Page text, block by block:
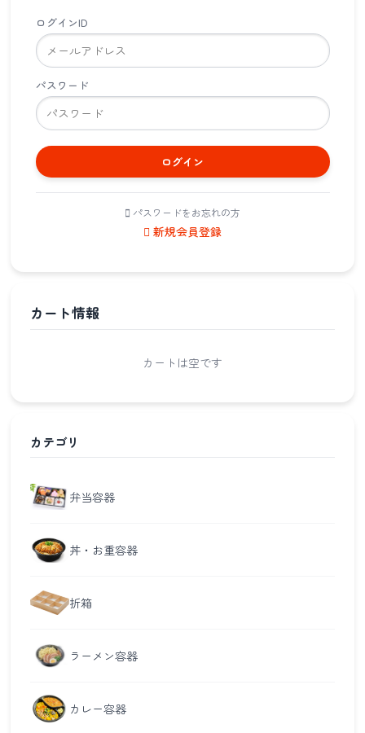
ログインID
パスワード
ログイン
パスワードをお忘れの方
新規会員登録
カート情報
カートは空です
カテゴリ
弁当容器
丼・お重容器
折箱
ラーメン容器
カレー容器